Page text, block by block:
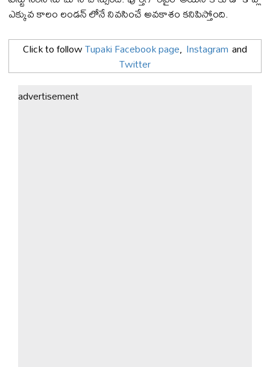
ఎక్కువ కాలం లండన్ లోనే నివసించే అవకాశం కనిపిస్తోంది.
Click to followTupaki Facebook page, Instagram and
Twitter
advertisement